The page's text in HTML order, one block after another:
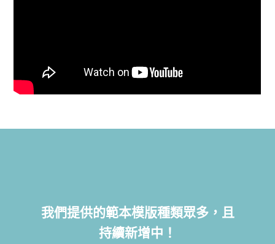
我們提供的範本模版種類眾多，且
持續新增中！